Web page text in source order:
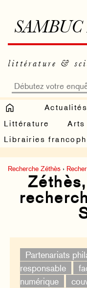
littérature &
Actualités
Littérature
Arts
Librairies
Recherche Zéthès ›
Partenariats
responsable
numérique